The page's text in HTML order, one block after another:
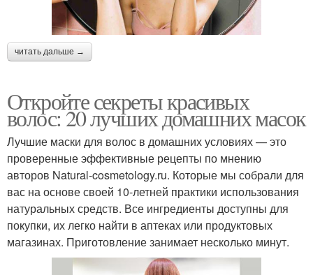
читать дальше →
Откройте секреты красивых
волос: 20 лучших домашних масок
Лучшие маски для волос в домашних условиях — это
проверенные эффективные рецепты по мнению
авторов Natural-cosmetology.ru. Которые мы собрали для
вас на основе своей 10-летней практики использования
натуральных средств. Все ингредиенты доступны для
покупки, их легко найти в аптеках или продуктовых
магазинах. Приготовление занимает несколько минут.